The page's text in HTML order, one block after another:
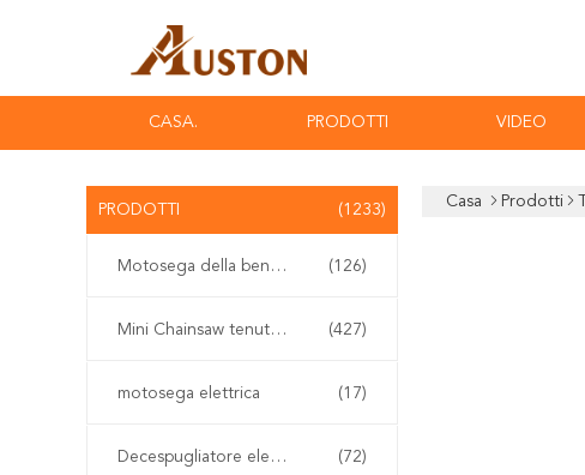
CASA. PRODOTTI VIDEO
PRODOTTI (1233)
Motosega della benzina (126)
Mini Chainsaw tenuto in mano (427)
motosega elettrica (17)
Decespugliatore elettrico (72)
Casa Prodotti